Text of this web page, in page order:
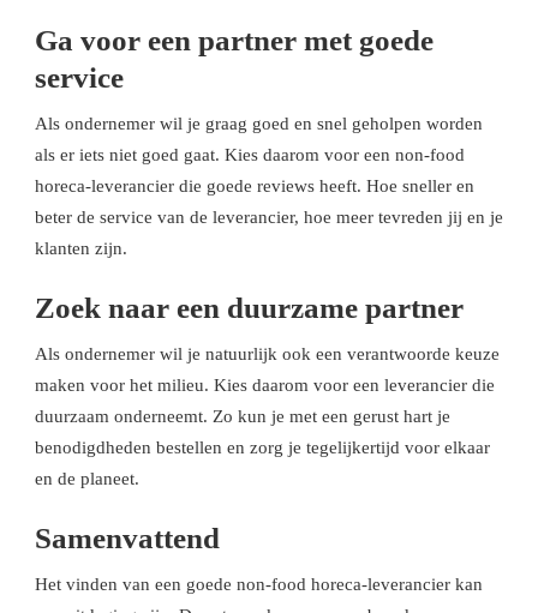
Ga voor een partner met goede
service
Als ondernemer wil je graag goed en snel geholpen worden
als er iets niet goed gaat. Kies daarom voor een non-food
horeca-leverancier die goede reviews heeft. Hoe sneller en
beter de service van de leverancier, hoe meer tevreden jij en je
klanten zijn.
Zoek naar een duurzame partner
Als ondernemer wil je natuurlijk ook een verantwoorde keuze
maken voor het milieu. Kies daarom voor een leverancier die
duurzaam onderneemt. Zo kun je met een gerust hart je
benodigdheden bestellen en zorg je tegelijkertijd voor elkaar
en de planeet.
Samenvattend
Het vinden van een goede non-food horeca-leverancier kan